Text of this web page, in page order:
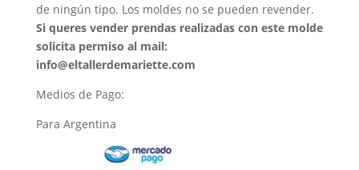
de ningún tipo. Los moldes no se pueden revender.
Si queres vender prendas realizadas con este molde
solicita permiso al mail:
info@eltallerdemariette.com
Medios de Pago:
Para Argentina